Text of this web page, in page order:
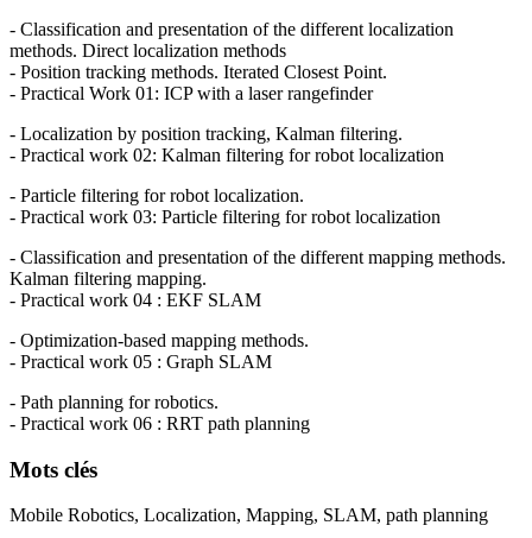
- Classification and presentation of the different localization
methods. Direct localization methods
- Position tracking methods. Iterated Closest Point.
- Practical Work 01: ICP with a laser rangefinder
- Localization by position tracking, Kalman filtering.
- Practical work 02: Kalman filtering for robot localization
- Particle filtering for robot localization.
- Practical work 03: Particle filtering for robot localization
- Classification and presentation of the different mapping methods.
Kalman filtering mapping.
- Practical work 04 : EKF SLAM
- Optimization-based mapping methods.
- Practical work 05 : Graph SLAM
- Path planning for robotics.
- Practical work 06 : RRT path planning
Mots clés
Mobile Robotics, Localization, Mapping, SLAM, path planning